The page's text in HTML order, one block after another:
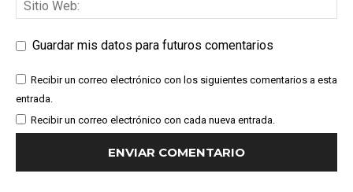
Guardar mis datos para futuros comentarios
Recibir un correo electrónico con los siguientes comentarios a esta
entrada.
Recibir un correo electrónico con cada nueva entrada.